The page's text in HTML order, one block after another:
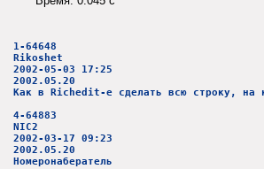
1-64648
Rikoshet
2002-05-03 17:25
2002.05.20
Как в Richedit-е сделать всю строку, на
4-64883
NIC2
2002-03-17 09:23
2002.05.20
Номеронабератель